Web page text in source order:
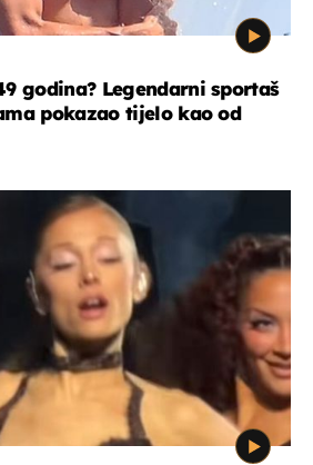
godina? Legendarni sportaš
pokazao tijelo kao od